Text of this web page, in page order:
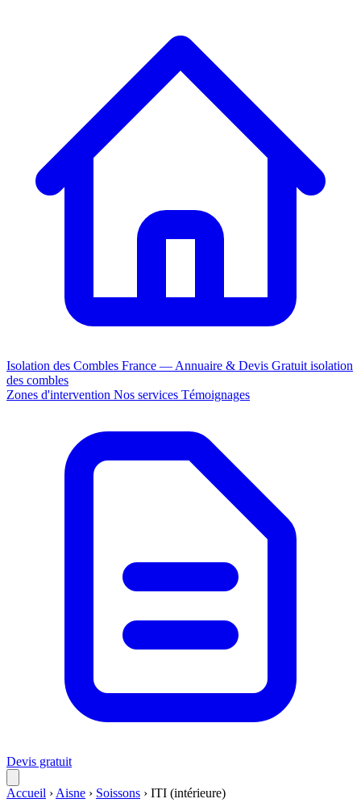
Isolation des Combles France — Annuaire & Devis Gratuit isolation
des combles
Zones d'intervention Nos services Témoignages
Devis gratuit
Accueil › Aisne › Soissons › ITI (intérieure)